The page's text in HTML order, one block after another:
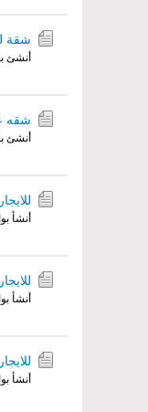
شقة
أنشئ
شقه
أنشئ
أنشأ
أنشأ
أنشأ